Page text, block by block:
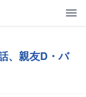
、親友D・バ